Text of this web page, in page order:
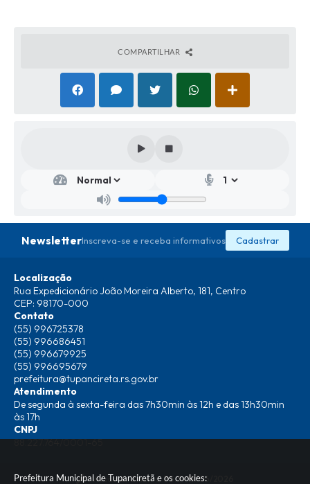
Prefeitura Municipal de Tupanciretã e os cookies:
COMPARTILHAR
NewsletterInscreva-se e receba informativos Cadastrar
Localização
Rua Expedicionário João Moreira Alberto, 181, Centro
CEP: 98170-000
Contato
(55) 996725378
(55) 996686451
(55) 996679925
(55) 996695679
prefeitura@tupancireta.rs.gov.br
Atendimento
De segunda à sexta-feira das 7h30min às 12h e das 13h30min
às 17h
CNPJ
88.227.764/0001-65
Versão do Sistema: 3.5.3 - 19/06/2026